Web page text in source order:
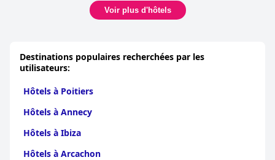
Voir plus d'hôtels
Destinations populaires recherchées par les
utilisateurs:
Hôtels à Poitiers
Hôtels à Annecy
Hôtels à Ibiza
Hôtels à Arcachon